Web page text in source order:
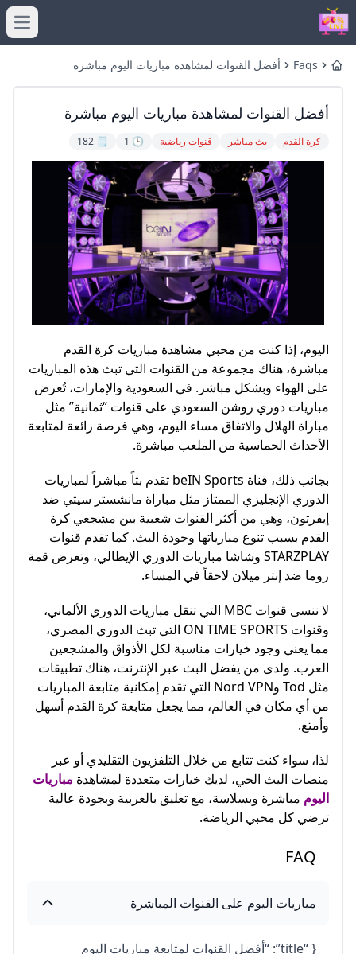
Home
Faqs أفضل القنوات لمشاهدة مباريات اليوم مباشرة
أفضل القنوات لمشاهدة مباريات اليوم مباشرة
كرة القدم بث مباشر قنوات رياضية 🕒 1
🗒️ 182
اليوم، إذا كنت من محبي مشاهدة مباريات كرة القدم
مباشرة، هناك مجموعة من القنوات التي تبث هذه المباريات
على الهواء وبشكل مباشر. في السعودية والإمارات، تُعرض
مباريات دوري روشن السعودي على قنوات “ثمانية” مثل
مباراة الهلال والاتفاق مساء اليوم، وهي فرصة رائعة لمتابعة
الأحداث الحماسية من الملعب مباشرة.
بجانب ذلك، قناة beIN Sports تقدم بثاً مباشراً لمباريات
الدوري الإنجليزي الممتاز مثل مباراة مانشستر سيتي ضد
إيفرتون، وهي من أكثر القنوات شعبية بين مشجعي كرة
القدم بسبب تنوع مبارياتها وجودة البث. كما تقدم قنوات
STARZPLAY وشاشا مباريات الدوري الإيطالي، وتعرض قمة
روما ضد إنتر ميلان لاحقاً في المساء.
لا ننسى قنوات MBC التي تنقل مباريات الدوري الألماني،
وقنوات ON TIME SPORTS التي تبث الدوري المصري،
مما يعني وجود خيارات مناسبة لكل الأذواق والمشجعين
العرب. ولدى من يفضل البث عبر الإنترنت، هناك تطبيقات
مثل Tod وNord VPN التي تقدم إمكانية متابعة المباريات
من أي مكان في العالم، مما يجعل متابعة كرة القدم أسهل
وأمتع.
لذا، سواء كنت تتابع من خلال التلفزيون التقليدي أو عبر
منصات البث الحي، لديك خيارات متعددة لمشاهدة مباريات
اليوم مباشرة وبسلاسة، مع تعليق بالعربية وبجودة عالية
ترضي كل محبي الرياضة.​
FAQ
مباريات اليوم على القنوات المباشرة
{ “title”: “أفضل القنوات لمتابعة مباريات اليوم